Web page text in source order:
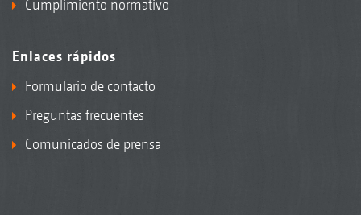
Cumplimiento normativo
Enlaces rápidos
Formulario de contacto
Preguntas frecuentes
Comunicados de prensa